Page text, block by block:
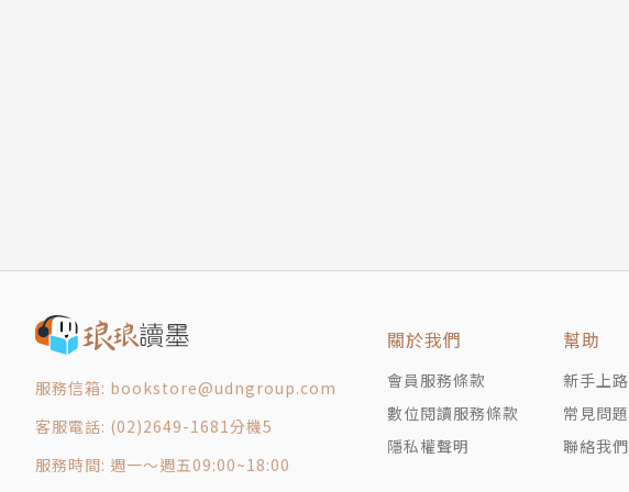
在腐生的日子裡
食物的逆襲
辛巴的蟲子大餐
未來肉
後記
服務信箱: bookstore@udngroup.com
客服電話: (02)2649-1681分機5
服務時間: 週一～週五09:00~18:00
關於我們
會員服務條款
數位閱讀服務條款
隱私權聲明
幫助
新手上路
常見問題
聯絡我們